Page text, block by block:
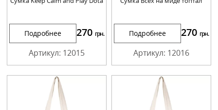
Подробнее 270 грн.
Артикул: 12015
Подробнее 270 грн.
Артикул: 12016